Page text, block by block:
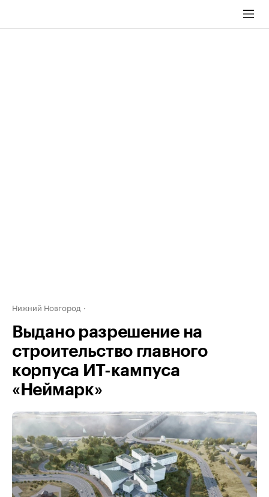
Нижний Новгород
Выдано разрешение на
строительство главного
корпуса ИТ-кампуса
«Неймарк»